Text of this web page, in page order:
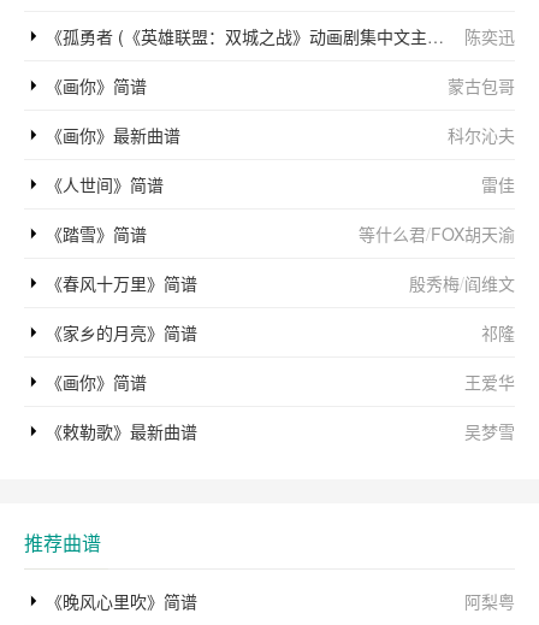
陈奕迅
《孤勇者 (《英雄联盟：双城之战》动画剧集中文主题曲)》简谱
蒙古包哥
《画你》简谱
科尔沁夫
《画你》最新曲谱
雷佳
《人世间》简谱
等什么君/FOX胡天渝
《踏雪》简谱
殷秀梅/阎维文
《春风十万里》简谱
祁隆
《家乡的月亮》简谱
王爱华
《画你》简谱
吴梦雪
《敕勒歌》最新曲谱
推荐曲谱
阿梨粤
《晚风心里吹》简谱